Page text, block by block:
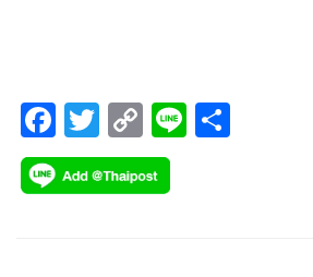
แข่งขันต่อที่ประเทศสหรัฐอเมริกาในราย
เคชั่นส์ แอนนิก้า อินวิเตชั่นเนล 2026” จ
“แอนนิก้า อินวิเตชั่น เอเชีย แอท บลู แ
สนาม บลู แคนยอน คันทรี คลับ แบบพาร์
F
ac
e
T
wi
tt
C
o
p
Li